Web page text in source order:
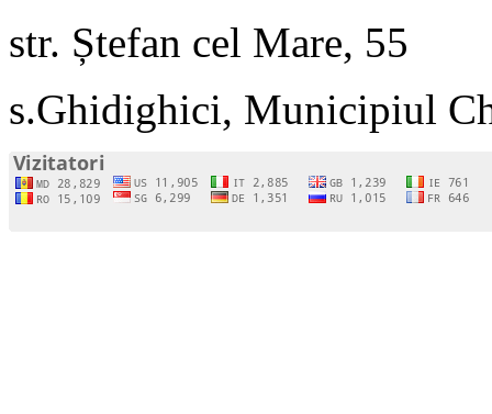
str. Ștefan cel Mare, 55
s.Ghidighici, Municipiul